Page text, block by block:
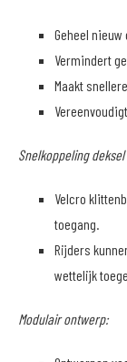
Geheel
Vermindert
Maakt
Snelkoppeling
Velcro
toegang.
Rijders
wettelijk
Modulair ontwerp: